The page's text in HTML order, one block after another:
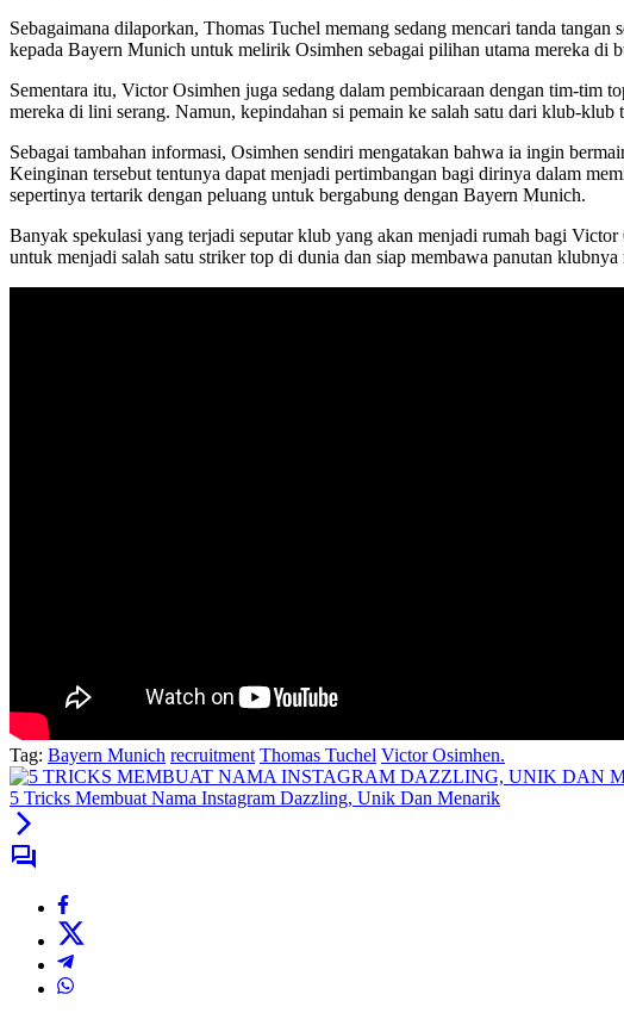
Sebagaimana dilaporkan, Thomas Tuchel memang sedang mencari tanda
kepada Bayern Munich untuk melirik Osimhen sebagai pilihan utama mereka di
Sementara itu, Victor Osimhen juga sedang dalam pembicaraan dengan tim-
mereka di lini serang. Namun, kepindahan si pemain ke salah satu dari klub-klub
Sebagai tambahan informasi, Osimhen sendiri mengatakan bahwa ia ingin
Keinginan tersebut tentunya dapat menjadi pertimbangan bagi dirinya dalam
sepertinya tertarik dengan peluang untuk bergabung dengan Bayern Munich.
Banyak spekulasi yang terjadi seputar klub yang akan menjadi rumah bagi
untuk menjadi salah satu striker top di dunia dan siap membawa panutan klubnya
Tag: Bayern Munich recruitment Thomas Tuchel Victor Osimhen.
5 Tricks Membuat Nama Instagram Dazzling, Unik Dan Menarik